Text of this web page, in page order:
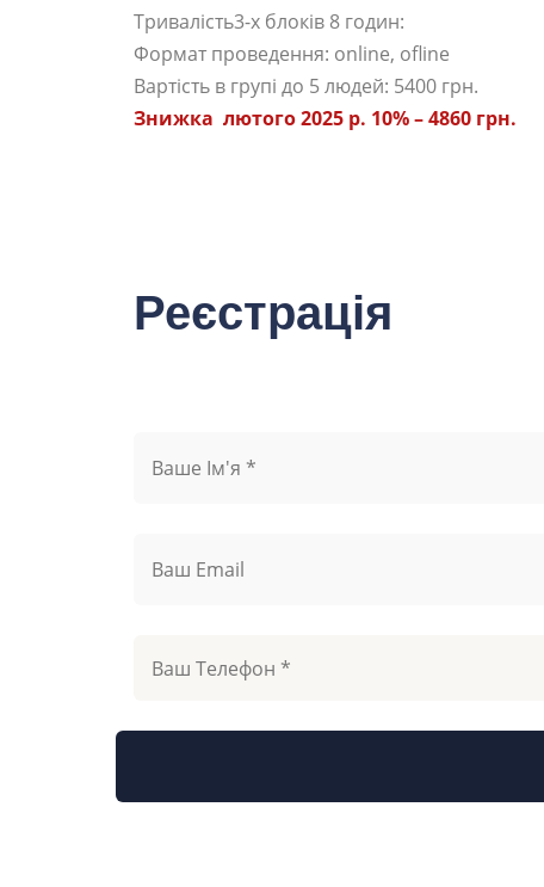
Тривалість3-х блоків 8 годин:
Формат проведення: online, оfline
Вартість в групі до 5 людей: 5400 грн.
Знижка лютого 2025 р. 10% – 4860 грн.
Реєстрація